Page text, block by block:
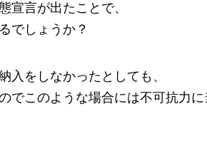
宣言が出たことで、
でしょうか？
入をしなかったとしても、
でこのような場合には不可抗力に